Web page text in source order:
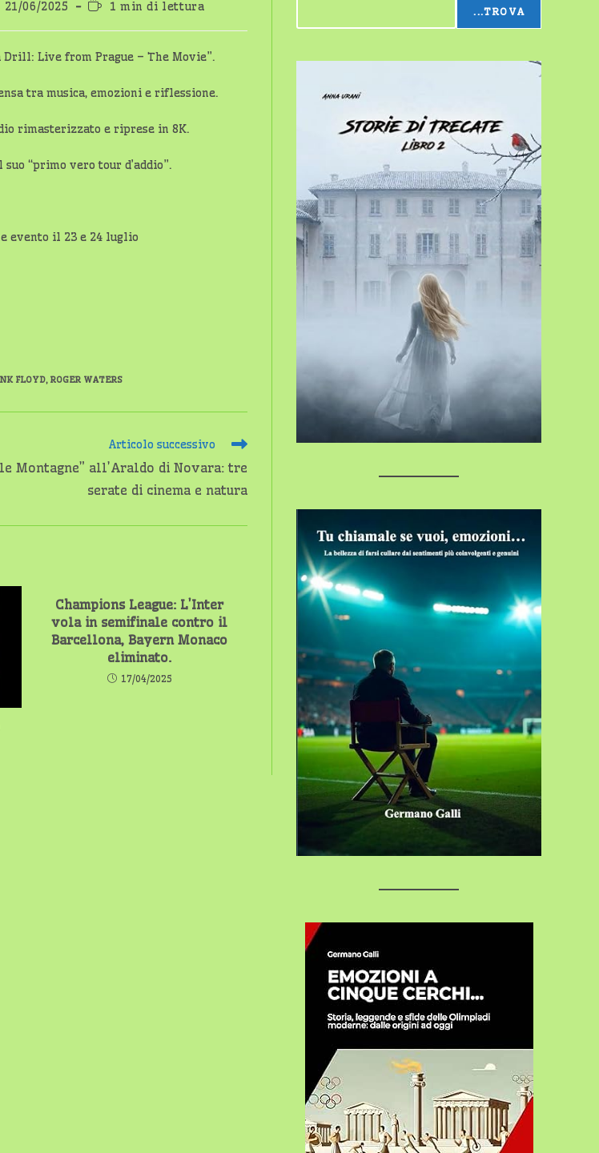
sito
web
21/06/2025
Tempo
lettura:
1 min di lettura
Live from Prague – The Movie”.
tra musica, emozioni e riflessione.
rimasterizzato e riprese in 8K.
“primo vero tour d’addio”.
FLOYD, ROGER WATERS
Articolo successivo
Montagne” all’Araldo di Novara: tre
serate di cinema e natura
Champions League: L’Inter
vola in semifinale contro il
Barcellona, Bayern Monaco
eliminato.
17/04/2025
...TROVA